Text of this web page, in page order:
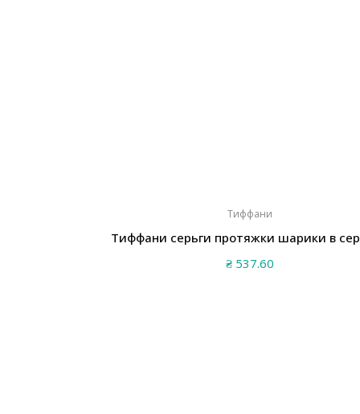
Тиффани
Тиффани серьги протяжки шарики в
₴537.60